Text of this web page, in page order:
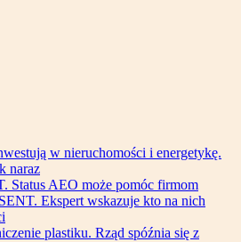
w nieruchomości i energetykę.
naraz
Status AEO może pomóc firmom
Ekspert wskazuje kto na nich
plastiku. Rząd spóźnia się z